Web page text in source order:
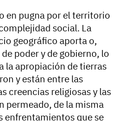
en pugna por el territorio
social. La
geográfico aporta o,
poder y de gobierno, lo
la apropiación de tierras
y están entre las
creencias religiosas y las
permeado, de la misma
enfrentamientos que se